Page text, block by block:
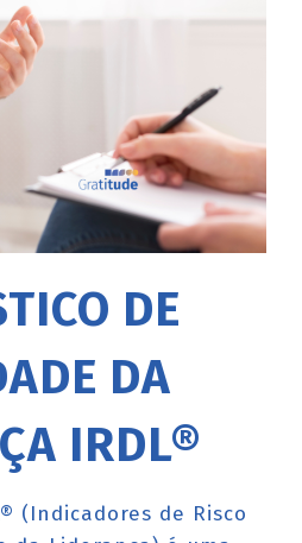
DE
DA
IRDL®
(Indicadores de Risco